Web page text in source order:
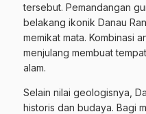
tersebut. Pemandangan
belakang ikonik Danau
memikat mata. Kombinasi
menjulang membuat
alam.
Selain nilai geologisnya,
historis dan budaya. Bagi